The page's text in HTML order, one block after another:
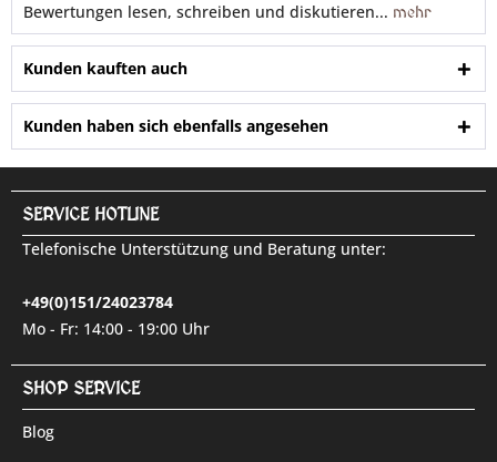
Bewertungen lesen, schreiben und diskutieren... mehr
Kunden kauften auch
Kunden haben sich ebenfalls angesehen
SERVICE HOTLINE
Telefonische Unterstützung und Beratung unter:
+49(0)151/24023784
Mo - Fr: 14:00 - 19:00 Uhr
SHOP SERVICE
Blog